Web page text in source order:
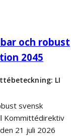
och robust
2045
LI
svensk
Kommittédirektiv
21 juli 2026